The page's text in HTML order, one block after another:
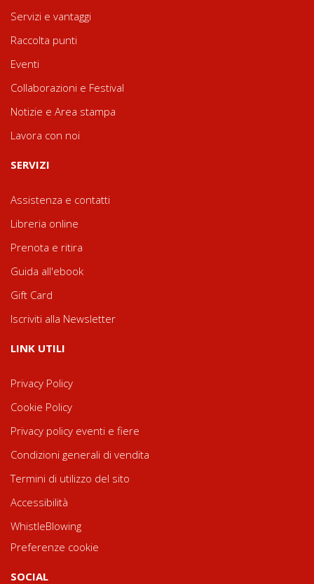
Servizi e vantaggi
Raccolta punti
Eventi
Collaborazioni e Festival
Notizie e Area stampa
Lavora con noi
SERVIZI
Assistenza e contatti
Libreria online
Prenota e ritira
Guida all'ebook
Gift Card
Iscriviti alla Newsletter
LINK UTILI
Privacy Policy
Cookie Policy
Privacy policy eventi e fiere
Condizioni generali di vendita
Termini di utilizzo del sito
Accessibilità
WhistleBlowing
Preferenze cookie
SOCIAL